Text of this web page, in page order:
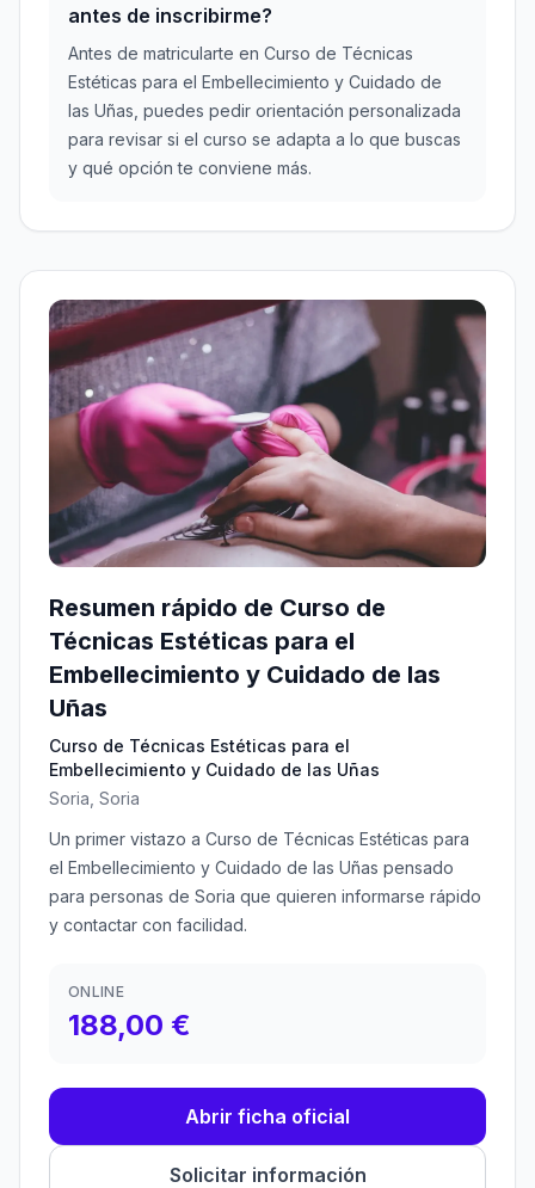
antes de inscribirme?
Antes de matricularte en Curso de Técnicas
Estéticas para el Embellecimiento y Cuidado de
las Uñas, puedes pedir orientación personalizada
para revisar si el curso se adapta a lo que buscas
y qué opción te conviene más.
Resumen rápido de Curso de
Técnicas Estéticas para el
Embellecimiento y Cuidado de las
Uñas
Curso de Técnicas Estéticas para el
Embellecimiento y Cuidado de las Uñas
Soria, Soria
Un primer vistazo a Curso de Técnicas Estéticas para
el Embellecimiento y Cuidado de las Uñas pensado
para personas de Soria que quieren informarse rápido
y contactar con facilidad.
ONLINE
188,00 €
Abrir ficha oficial
Solicitar información